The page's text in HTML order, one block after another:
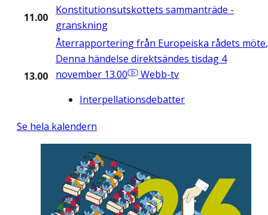
11.00
Konstitutionsutskottets sammanträde -
granskning
13.00
Återrapportering från Europeiska rådets möte,
Denna händelse direktsändes tisdag 4
november 13.00
Webb-tv
Interpellationsdebatter
Se hela kalendern